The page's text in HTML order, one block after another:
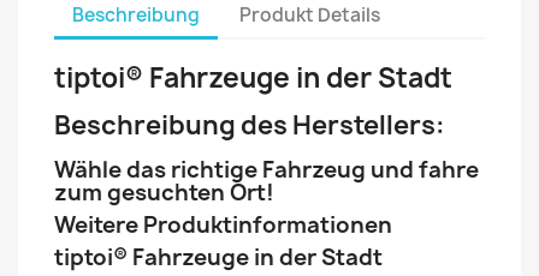
Beschreibung Produkt Details
tiptoi® Fahrzeuge in der Stadt
Beschreibung des Herstellers:
Wähle das richtige Fahrzeug und fahre
zum gesuchten Ort!
Weitere Produktinformationen
tiptoi® Fahrzeuge in der Stadt